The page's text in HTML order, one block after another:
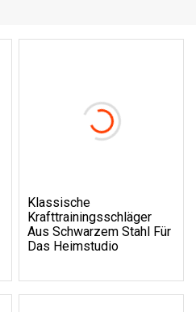
Klassische
Krafttrainingsschläger
Aus Schwarzem Stahl Für
Das Heimstudio